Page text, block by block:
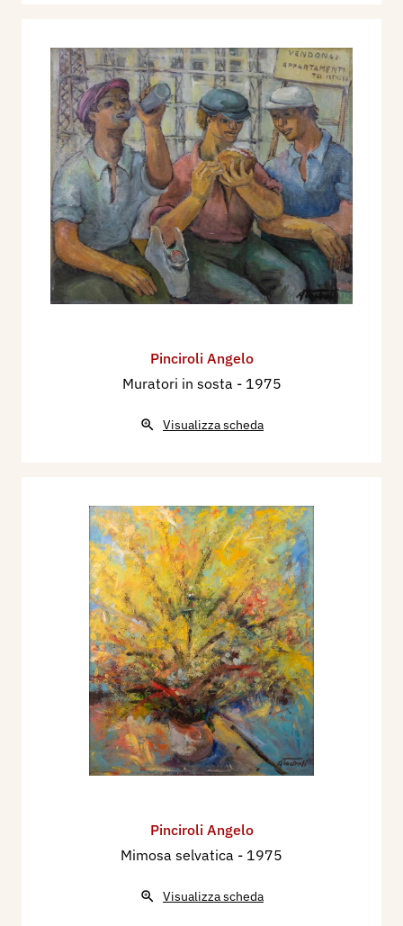
Pinciroli Angelo
Muratori in sosta - 1975
Visualizza scheda
Pinciroli Angelo
Mimosa selvatica - 1975
Visualizza scheda